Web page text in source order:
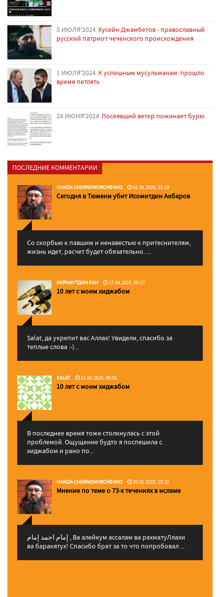
5 ИЮЛЯ'2024 Хусейн Джамбетов - православный
русский патриот чеченского происхождения
1 ИЮЛЯ'2024 К успешным мусульманам: прошло
время петлять
24 ИЮНЯ'2024 Посеявший ветер пожинает бурю
ПОСЛЕДНИЕ КОММЕНТАРИИ
HAMZA CHERNOMORCHENKO 03.06.2026, 23:29
Сегодня в Тюмени убит Исомитдин Акбаров
Со скорбью к павшим и ненавестью к притеснителям,
жизнь идет, расчет будет обязательно. ...
ИКРАМУТДИН ХАН 17.04.2025, 00:27
10 лет с моим хиджабом
Salat, да укрепит вас Аллаx! Увидели, спасибо за
теплые слова :-)...
SALAT 11.04.2025, 09:02
10 лет с моим хиджабом
В последнее время тоже столкнулась с этой
проблемой. Ощущение будто я поспешила с
хиджабом и рано по...
HAMZA CHERNOMORCHENKO 30.01.2025, 15:22
Мнение по теме о 73-х течениях в исламе
إمام احمد إمام , Ва алейкум ассалам ва рахматуЛлахи
ва баракятух! Спасибо брат за то что попробовал ...